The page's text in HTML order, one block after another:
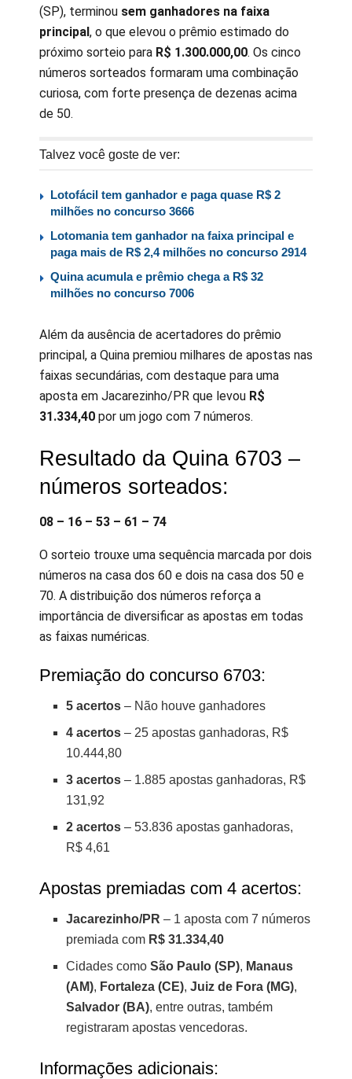
(SP), terminou sem ganhadores na faixa
principal, o que elevou o prêmio estimado do
próximo sorteio para R$ 1.300.000,00. Os cinco
números sorteados formaram uma combinação
curiosa, com forte presença de dezenas acima
de 50.
Talvez você goste de ver:
Lotofácil tem ganhador e paga quase R$ 2
milhões no concurso 3666
Lotomania tem ganhador na faixa principal e
paga mais de R$ 2,4 milhões no concurso 2914
Quina acumula e prêmio chega a R$ 32
milhões no concurso 7006
Além da ausência de acertadores do prêmio
principal, a Quina premiou milhares de apostas nas
faixas secundárias, com destaque para uma
aposta em Jacarezinho/PR que levou R$
31.334,40 por um jogo com 7 números.
Resultado da Quina 6703 –
números sorteados:
08 – 16 – 53 – 61 – 74
O sorteio trouxe uma sequência marcada por dois
números na casa dos 60 e dois na casa dos 50 e
70. A distribuição dos números reforça a
importância de diversificar as apostas em todas
as faixas numéricas.
Premiação do concurso 6703:
5 acertos – Não houve ganhadores
4 acertos – 25 apostas ganhadoras, R$
10.444,80
3 acertos – 1.885 apostas ganhadoras, R$
131,92
2 acertos – 53.836 apostas ganhadoras,
R$ 4,61
Apostas premiadas com 4 acertos:
Jacarezinho/PR – 1 aposta com 7 números
premiada com R$ 31.334,40
Cidades comoSão Paulo (SP), Manaus
(AM), Fortaleza (CE),Juiz de Fora (MG),
Salvador (BA), entre outras, também
registraram apostas vencedoras.
Informações adicionais: